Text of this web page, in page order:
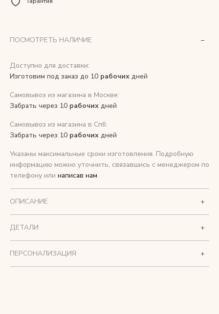
Условия
+ 7 (812) 748-24-46
ПОСМОТРЕТЬ НАЛИЧИЕ
Доступно для доставки:
Изготовим под заказ до 10 рабочих дней
Самовывоз из магазина в Москве:
Забрать через 10 рабочих дней
Самовывоз из магазина в Спб:
Забрать через 10 рабочих дней
Указаны максимальные сроки изготовления. Подробную
информацию можно уточнить, связавшись с менеджером по
телефону или написав нам.
ОПИСАНИЕ
ДЕТАЛИ
ПЕРСОНАЛИЗАЦИЯ